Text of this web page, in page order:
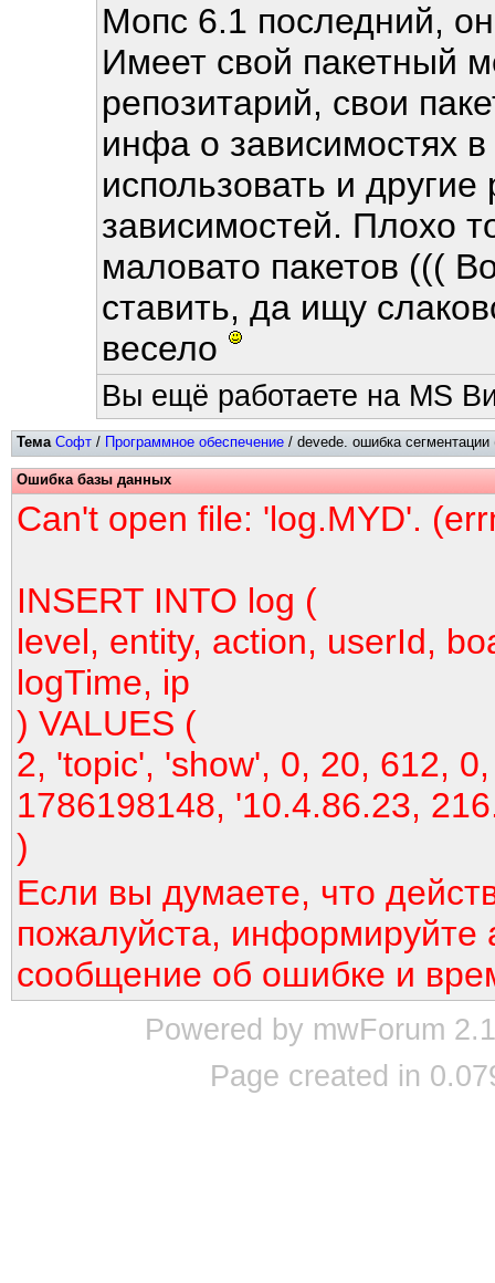
Мопс 6.1 последний,
Имеет свой пакетный
репозитарий, свои
инфа о зависимостях
использовать и
зависимостей. Плохо
маловато пакетов (((
ставить, да ищу
весело
Вы ещё работаете на MS
Тема Софт / Программное обеспечение / devede. ошибка сегментации
Ошибка базы данных
Can't open file: 'log.MYD'.
INSERT INTO log (
level, entity, action, userId,
logTime, ip
) VALUES (
2, 'topic', 'show', 0, 20, 612,
1786198148, '10.4.86.23,
)
Если вы думаете, что
пожалуйста, информируйте
сообщение об ошибке и
Powered by mwForum
Page created in